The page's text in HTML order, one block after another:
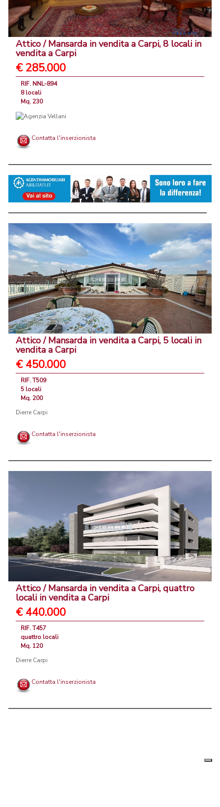
Attico / Mansarda in vendita a Carpi, 8 locali in
vendita a Carpi
€ 285.000
RIF. NNL-894
8 locali
Mq. 230
Contatta l'inserzionista
Attico / Mansarda in vendita a Carpi, 5 locali in
vendita a Carpi
€ 450.000
RIF. T509
5 locali
Mq. 200
Dierre Carpi
Contatta l'inserzionista
Attico / Mansarda in vendita a Carpi, quattro
locali in vendita a Carpi
€ 440.000
RIF. T457
quattro locali
Mq. 120
Dierre Carpi
Contatta l'inserzionista